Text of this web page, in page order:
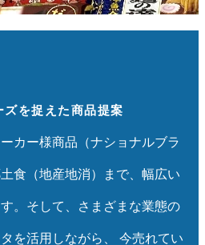
を捉えた商品提案
カー様商品（ナショナルブラ
食（地産地消）まで、幅広い
。そして、さまざまな業態の
を活用しながら、 今売れてい